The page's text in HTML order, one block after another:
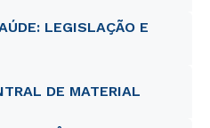
LEGISLAÇÃO E
DE MATERIAL